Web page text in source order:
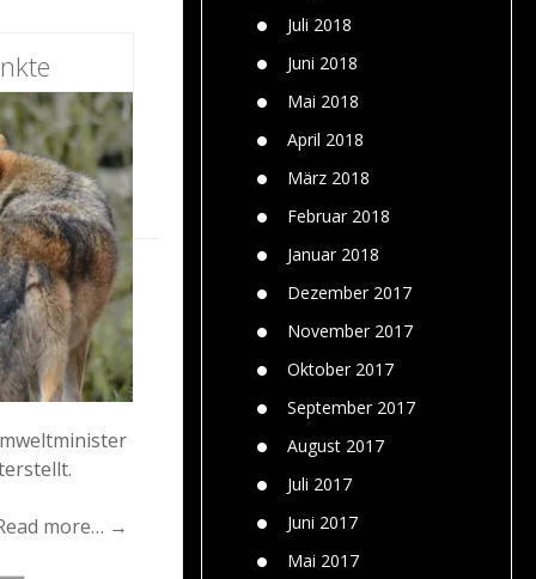
Juli 2018
Juni 2018
Mai 2018
April 2018
März 2018
Februar 2018
Januar 2018
Dezember 2017
November 2017
Oktober 2017
September 2017
August 2017
Juli 2017
Juni 2017
Mai 2017
more… →